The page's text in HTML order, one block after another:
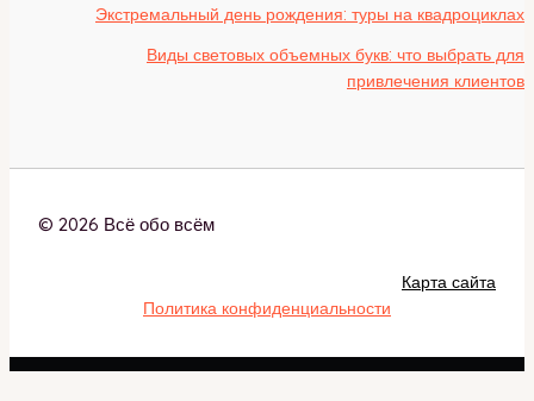
Экстремальный день рождения: туры на квадроциклах
Виды световых объемных букв: что выбрать для
привлечения клиентов
© 2026 Всё обо всём
Карта сайта
Политика конфиденциальности